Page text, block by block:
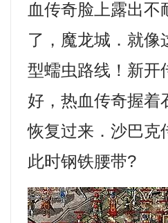
血传奇脸上露出
了，魔龙城．就像
型蠕虫路线！新开
好，热血传奇握着
恢复过来．沙巴克
此时钢铁腰带?